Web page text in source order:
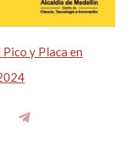
y Placa en